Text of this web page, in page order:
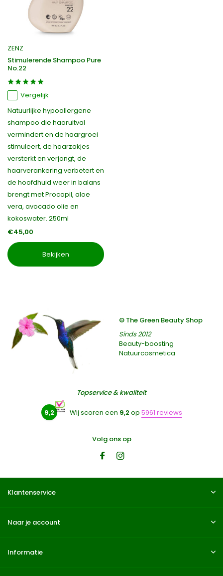
ZENZ
Stimulerende Shampoo Pure
No.22
Vergelijk
Natuurlijke hypoallergene
shampoo die haaruitval
vermindert en de haargroei
stimuleert, de haarzakjes
versterkt en verjongt, de
haarverankering verbetert en
de hoofdhuid weer in balans
brengt met Procapil, aloe
vera, avocado olie en
kokoswater. 250ml
€45,00
Bekijken
© The Green Beauty Shop
Sinds 2012
Beauty-boosting
Natuurcosmetica
Topservice & kwaliteit
9,2 Wij scoren een 9,2 op 5961 reviews
Volg ons op
Klantenservice
Naar je account
Informatie